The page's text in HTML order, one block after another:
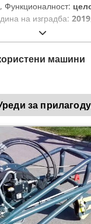
, Функционалност:
на изградба: 2019
2.580 мм
1.240 мм, носење
машини
за